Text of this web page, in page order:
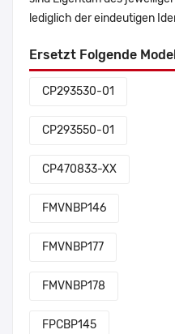
lediglich der eindeutigen
Ersetzt Folgende
CP293530-01
CP293550-01
CP470833-XX
FMVNBP146
FMVNBP177
FMVNBP178
FPCBP145